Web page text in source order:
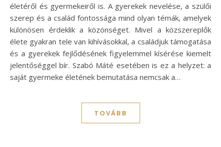
életéről és gyermekeiről is. A gyerekek nevelése, a szülői
szerep és a család fontossága mind olyan témák, amelyek
különösen érdeklik a közönséget. Mivel a közszereplők
élete gyakran tele van kihívásokkal, a családjuk támogatása
és a gyerekek fejlődésének figyelemmel kísérése kiemelt
jelentőséggel bír. Szabó Máté esetében is ez a helyzet: a
saját gyermeke életének bemutatása nemcsak a…
TOVÁBB